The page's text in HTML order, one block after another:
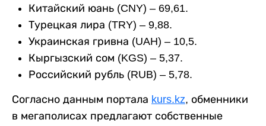
Китайский юань (CNY) – 69,61.
Турецкая лира (TRY) – 9,88.
Украинская гривна (UAH) – 10,5.
Кыргызский сом (KGS) – 5,37.
Российский рубль (RUB) – 5,78.
Согласно данным портала kurs.kz, обменники
в мегаполисах предлагают собственные